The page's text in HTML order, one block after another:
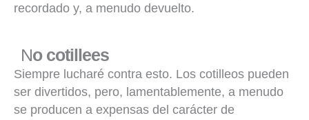
recordado y, a menudo devuelto.
No cotillees
Siempre lucharé contra esto. Los cotilleos pueden
ser divertidos, pero, lamentablemente, a menudo
se producen a expensas del carácter de